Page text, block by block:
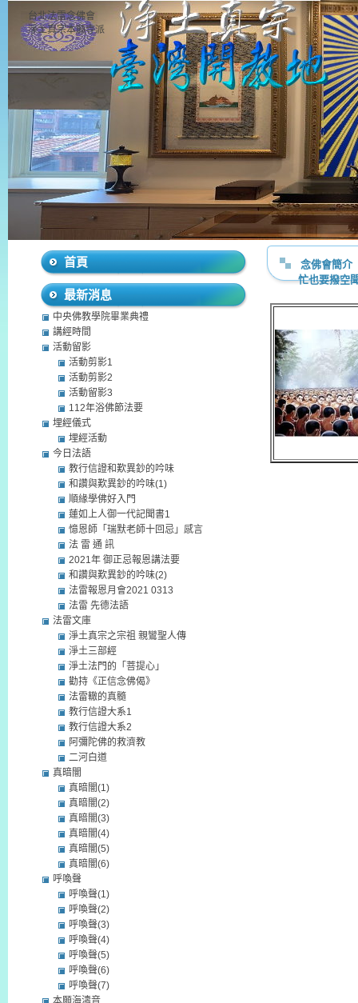
台北法雷念佛會
淨土真宗本願寺派
念佛會簡介
忙也要撥空
首頁
最新消息
中央佛教學院畢業典禮
講經時間
活動留影
活動剪影1
活動剪影2
活動留影3
112年浴佛節法要
埋經儀式
埋經活動
今日法語
教行信證和歎異鈔的吟味
和讚與歎異鈔的吟味(1)
順緣學佛好入門
蓮如上人御一代記聞書1
憶恩師「瑞默老師十回忌」感言
法 雷 通 訊
2021年 御正忌報恩講法要
和讚與歎異鈔的吟味(2)
法雷報恩月會2021 0313
法雷 先德法語
法雷文庫
淨土真宗之宗祖 親鸞聖人傳
淨土三部經
淨土法門的「菩提心」
勸持《正信念佛偈》
法雷轍的真髓
教行信證大系1
教行信證大系2
阿彌陀佛的救濟教
二河白道
真暗闇
真暗闇(1)
真暗闇(2)
真暗闇(3)
真暗闇(4)
真暗闇(5)
真暗闇(6)
呼喚聲
呼喚聲(1)
呼喚聲(2)
呼喚聲(3)
呼喚聲(4)
呼喚聲(5)
呼喚聲(6)
呼喚聲(7)
本願海濤音